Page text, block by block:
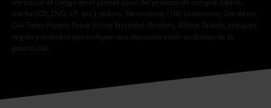
introducir el código en el primer paso del proceso de compra. Libros,
media (CD, DVD, LP, etc.), tickets, Rammstein, (Till) Lindemann, Die Ärzte,
Die Toten Hosen, Feine Sahne Fischfilet, Broilers, Böhse Onkelz, cheques-
regalo y artículos que incluyen una donación están excluidos de la
promoción.